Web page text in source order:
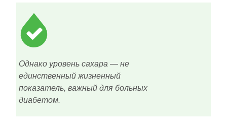
Однако уровень сахара — не
единственный жизненный
показатель, важный для больных
диабетом.